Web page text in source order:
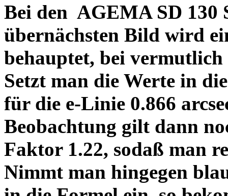
Bei den AGEMA SD 130
übernächsten Bild wird
behauptet, bei vermutlich
Setzt man die Werte in
für die e-Linie 0.866
Beobachtung gilt dann
Faktor 1.22, sodaß man
Nimmt man hingegen